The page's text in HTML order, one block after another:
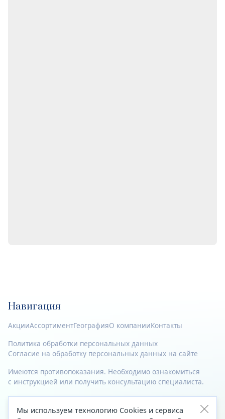
Навигация
АкцииАссортиментГеографияО компанииКонтакты
Политика обработки персональных данных
Согласие на обработку персональных данных на сайте
Имеются противопоказания. Необходимо ознакомиться
с инструкцией или получить консультацию специалиста.
© 2023—2026 Все права защищены.
Мы используем технологию Cookies и сервиса